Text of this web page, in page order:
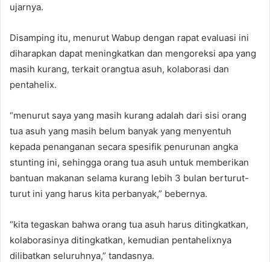
ujarnya.
Disamping itu, menurut Wabup dengan rapat evaluasi ini
diharapkan dapat meningkatkan dan mengoreksi apa yang
masih kurang, terkait orangtua asuh, kolaborasi dan
pentahelix.
“menurut saya yang masih kurang adalah dari sisi orang
tua asuh yang masih belum banyak yang menyentuh
kepada penanganan secara spesifik penurunan angka
stunting ini, sehingga orang tua asuh untuk memberikan
bantuan makanan selama kurang lebih 3 bulan berturut-
turut ini yang harus kita perbanyak,” bebernya.
“kita tegaskan bahwa orang tua asuh harus ditingkatkan,
kolaborasinya ditingkatkan, kemudian pentahelixnya
dilibatkan seluruhnya,” tandasnya.